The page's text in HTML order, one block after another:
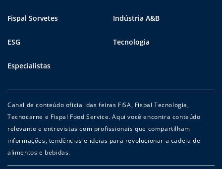
Fispal Sorvetes Indústria A&B
ESG Tecnologia
Especialistas
Canal de conteúdo oficial das feiras FiSA, Fispal Tecnologia,
Tecnocarne e Fispal Food Service. Aqui você encontra conteúdo
relevante e entrevistas com profissionais que compartilham
informações, tendências e ideias para revolucionar a cadeia de
alimentos e bebidas.